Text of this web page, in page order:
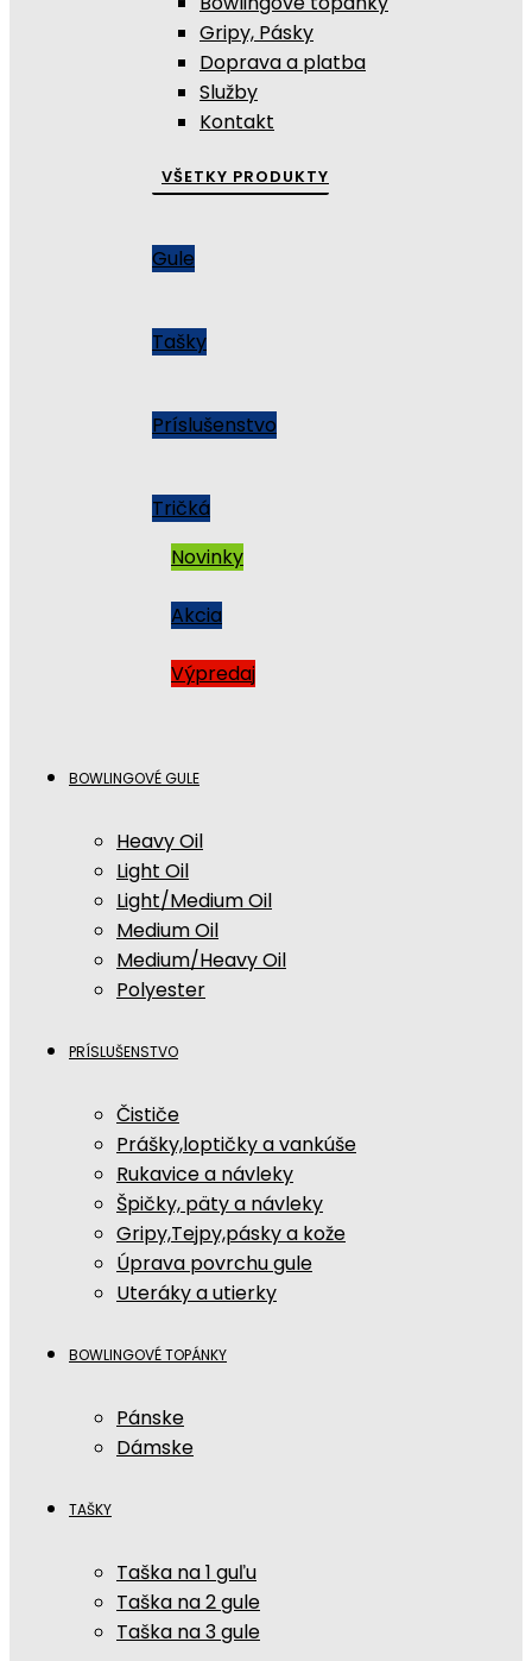
Gripy, Pásky
Doprava a platba
Služby
Kontakt
VŠETKY PRODUKTY
Gule
Tašky
Príslušenstvo
Tričká
Novinky
Akcia
Výpredaj
BOWLINGOVÉ GULE
Heavy Oil
Light Oil
Light/Medium Oil
Medium Oil
Medium/Heavy Oil
Polyester
PRÍSLUŠENSTVO
Čističe
Prášky,loptičky a vankúše
Rukavice a návleky
Špičky, päty a návleky
Gripy,Tejpy,pásky a kože
Úprava povrchu gule
Uteráky a utierky
BOWLINGOVÉ TOPÁNKY
Pánske
Dámske
TAŠKY
Taška na 1 guľu
Taška na 2 gule
Taška na 3 gule